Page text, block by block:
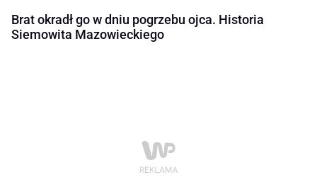
Brat okradł go w dniu pogrzebu ojca. Historia
Siemowita Mazowieckiego